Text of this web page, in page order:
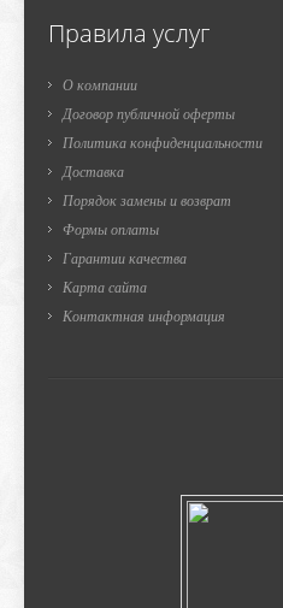
Правила услуг
О компании
Договор публичной оферты
Политика конфиденциальности
Доставка
Порядок замены и возврат
Формы оплаты
Гарантии качества
Карта сайта
Контактная информация